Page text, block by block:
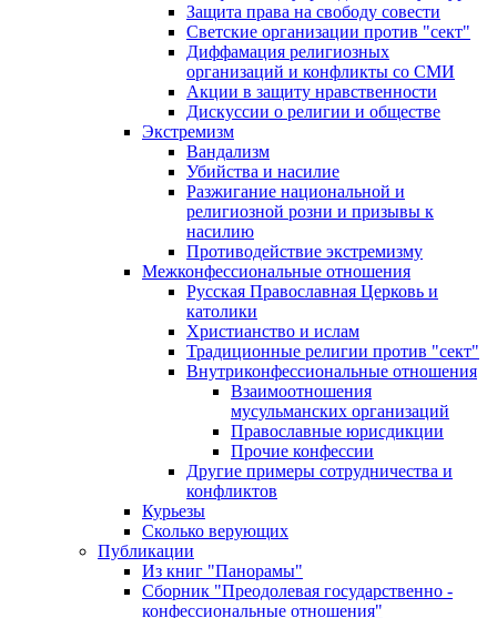
Защита права на свободу совести
Светские организации против "сект"
Диффамация религиозных
организаций и конфликты со СМИ
Акции в защиту нравственности
Дискуссии о религии и обществе
Экстремизм
Вандализм
Убийства и насилие
Разжигание национальной и
религиозной розни и призывы к
насилию
Противодействие экстремизму
Межконфессиональные отношения
Русская Православная Церковь и
католики
Христианство и ислам
Традиционные религии против "сект"
Внутриконфессиональные отношения
Взаимоотношения
мусульманских организаций
Православные юрисдикции
Прочие конфессии
Другие примеры сотрудничества и
конфликтов
Курьезы
Сколько верующих
Публикации
Из книг "Панорамы"
Сборник "Преодолевая государственно -
конфессиональные отношения"